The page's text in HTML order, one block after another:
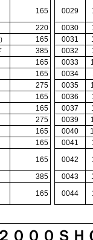
165 0029
220 0030
165 0031
385 0032
165 0033
165 0034
275 0035
165 0036
165 0037
275 0039
165 0040
165 0041
165 0042
385 0043
165 0044
０００ＳＨ